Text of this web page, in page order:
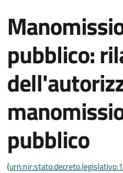
pubblico:
pubblico
(